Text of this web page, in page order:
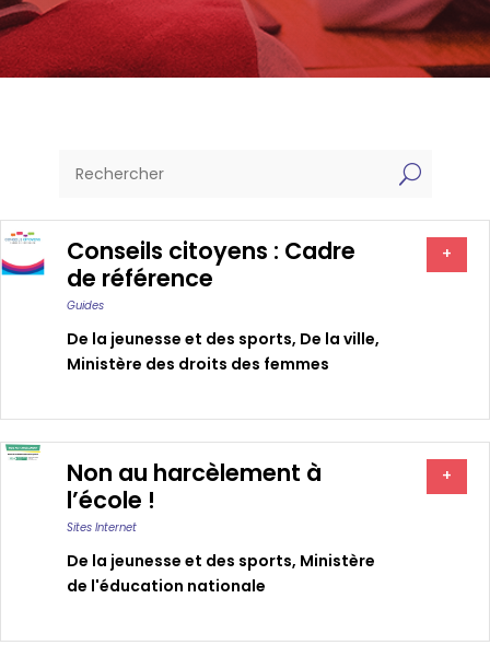
U
Conseils citoyens : Cadre
de référence
Guides
De la jeunesse et des sports, De la ville,
Ministère des droits des femmes
+
Non au harcèlement à
l’école !
Sites Internet
De la jeunesse et des sports, Ministère
de l'éducation nationale
+